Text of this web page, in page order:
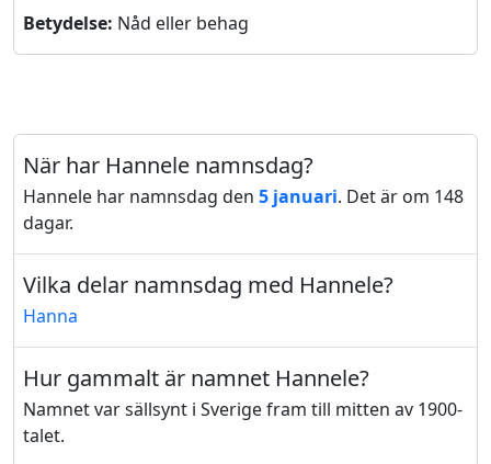
Betydelse: Nåd eller behag
När har Hannele namnsdag?
Hannele har namnsdag den 5 januari. Det är om 148
dagar.
Vilka delar namnsdag med Hannele?
Hanna
Hur gammalt är namnet Hannele?
Namnet var sällsynt i Sverige fram till mitten av 1900-
talet.